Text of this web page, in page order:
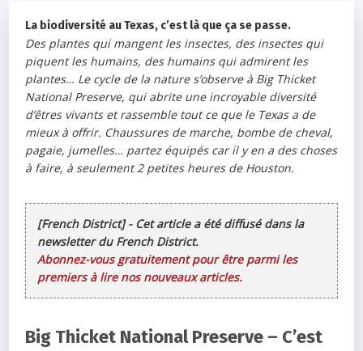
La biodiversité au Texas, c’est là que ça se passe.
Des plantes qui mangent les insectes, des insectes qui
piquent les humains, des humains qui admirent les
plantes… Le cycle de la nature s’observe à Big Thicket
National Preserve, qui abrite une incroyable diversité
d’êtres vivants et rassemble tout ce que le Texas a de
mieux à offrir. Chaussures de marche, bombe de cheval,
pagaie, jumelles… partez équipés car il y en a des choses
à faire, à seulement 2 petites heures de Houston.
[French District] - Cet article a été diffusé dans la
newsletter du French District.
Abonnez-vous gratuitement pour être parmi les
premiers à lire nos nouveaux articles.
Big Thicket National Preserve – C’est